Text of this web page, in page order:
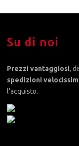
Su di noi
Prezzi vantaggiosi,
spedizioni
l’acquisto.